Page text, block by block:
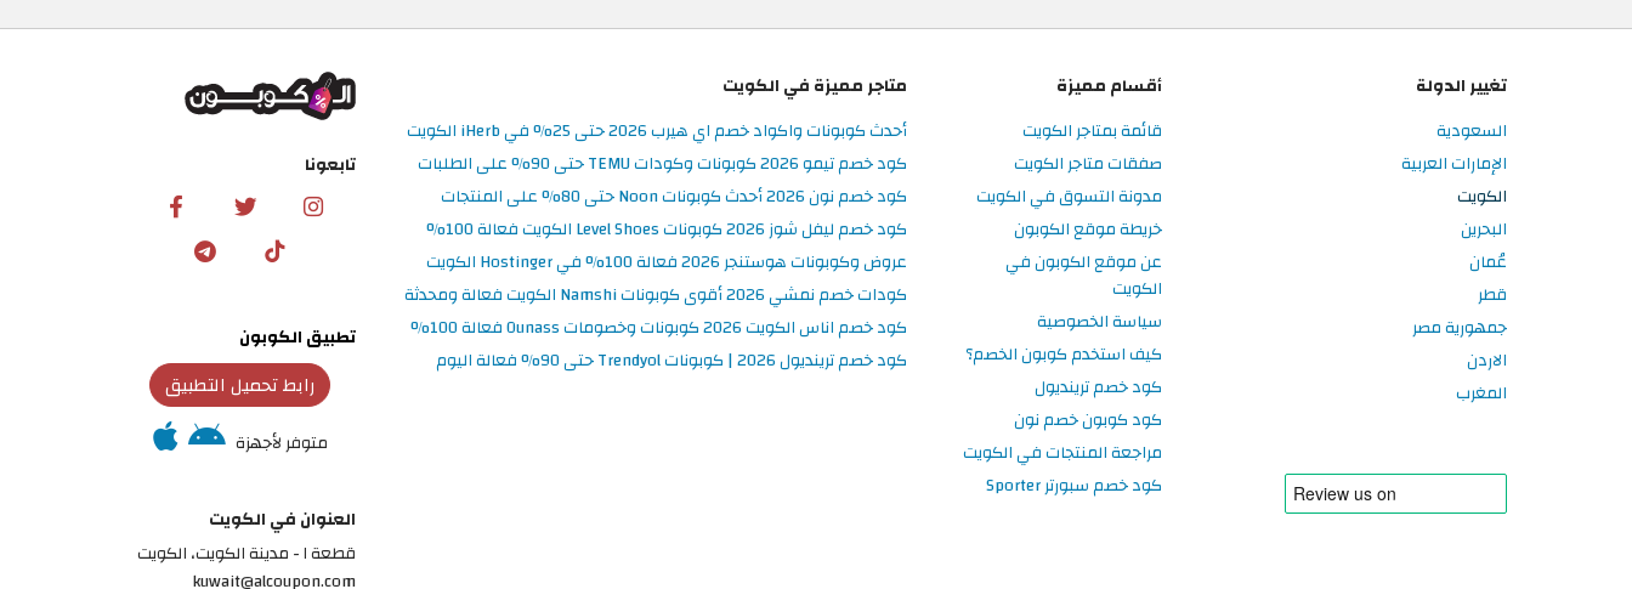
تغيير الدولة
السعودية
الإمارات العربية
الكويت
البحرين
عُمان
قطر
جمهورية مصر
الاردن
المغرب
أقسام مميزة
قائمة بمتاجر الكويت
صفقات متاجر الكويت
مدونة التسوق في الكويت
خريطة موقع الكوبون
عن موقع الكوبون في
الكويت
سياسة الخصوصية
كيف استخدم كوبون الخصم؟
كود خصم ترينديول
كود كوبون خصم نون
مراجعة المنتجات في الكويت
كود خصم سبورتر Sporter
متاجر مميزة في الكويت
أحدث كوبونات واكواد خصم اي هيرب 2026 حتى 25% في iHerb الكويت
كود خصم تيمو 2026 كوبونات وكودات TEMU حتى 90% على الطلبات
كود خصم نون 2026 أحدث كوبونات Noon حتى 80% على المنتجات
كود خصم ليفل شوز 2026 كوبونات Level Shoes الكويت فعالة 100%
عروض وكوبونات هوستنجر 2026 فعالة 100% في Hostinger الكويت
كودات خصم نمشي 2026 أقوى كوبونات Namshi الكويت فعالة ومحدثة
كود خصم اناس الكويت 2026 كوبونات وخصومات Ounass فعالة 100%
كود خصم ترينديول 2026 | كوبونات Trendyol حتى 90% فعالة اليوم
تابعونا
تطبيق الكوبون
رابط تحميل التطبيق
متوفر لأجهزة
العنوان في الكويت
قطعة ١ - مدينة الكويت، الكويت
kuwait@alcoupon.com